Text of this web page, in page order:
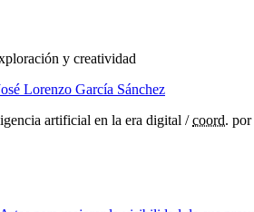
y creatividad
Lorenzo García Sánchez
artificial en la era digital /coord. por